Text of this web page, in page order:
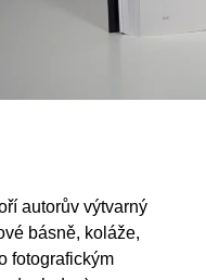
autorův výtvarný
básně, koláže,
fotografickým